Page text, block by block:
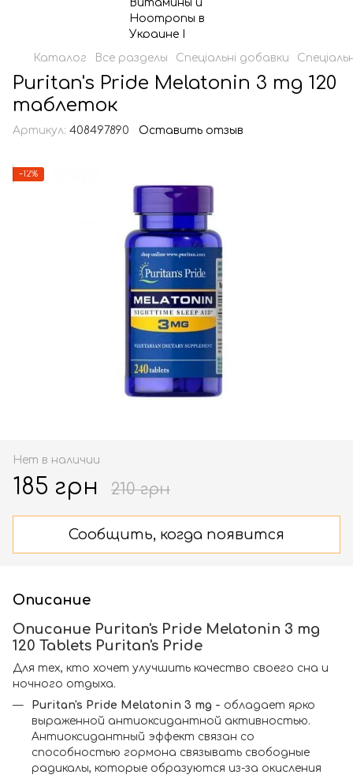
Каталог Все разделы Спеціальні добавки
Puritan's Pride Melatonin 3 mg 120
таблеток
Артикул: 408497890 Оставить отзыв
−12%
Нет в наличии
185 грн 210 грн
Сообщить, когда появится
Описание
Описание Puritan's Pride Melatonin 3 mg
120 Tablets Puritan's Pride
Для тех, кто хочет улучшить качество своего сна и
ночного отдыха.
Puritan's Pride Melatonin 3 mg - обладает ярко
выраженной антиоксидантной активностью.
Антиоксидантный эффект связан со
способностью гормона связывать свободные
радикалы, которые образуются из-за окисления